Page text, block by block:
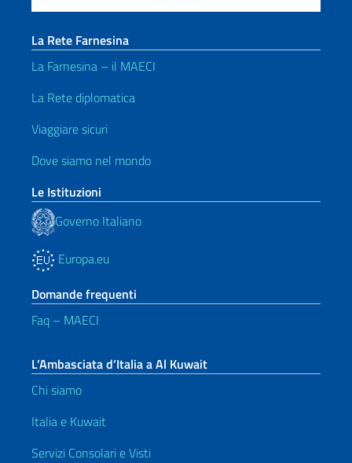
La Rete Farnesina
La Farnesina – il MAECI
La Rete diplomatica
Viaggiare sicuri
Dove siamo nel mondo
Le Istituzioni
Governo Italiano
Europa.eu
Domande frequenti
Faq – MAECI
L’Ambasciata d’Italia a Al Kuwait
Chi siamo
Italia e Kuwait
Servizi Consolari e Visti